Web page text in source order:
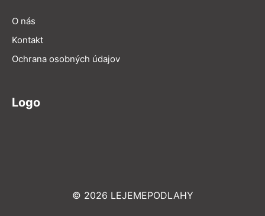
O nás
Kontakt
Ochrana osobných údajov
Logo
© 2026 LEJEMEPODLAHY